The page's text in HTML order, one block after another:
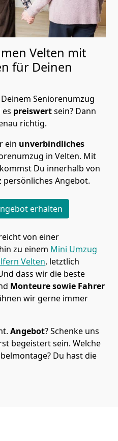
Velten mit
für Deinen
Seniorenumzug
preiswertsein? Dann
richtig.
ein unverbindliches
in Velten. Mit
Du innerhalb von
Angebot.
erhalten
von einer
zu einem Mini Umzug
Velten, letztlich
dass wir die beste
Monteure sowie Fahrer
wir gerne immer
Angebot? Schenke uns
begeistert sein. Welche
Du hast die